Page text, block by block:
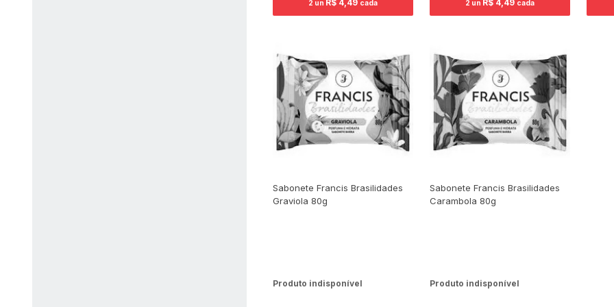
2 un R$ 4,49 cada 2 un R$ 4,49 cada
Sabonete Francis Brasilidades
Graviola 80g
Produto indisponível
Sabonete Francis Brasilidades
Carambola 80g
Produto indisponível